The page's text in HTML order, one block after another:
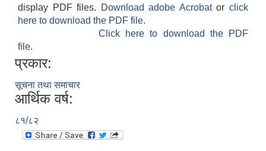
display PDF files.
Download adobe Acrobatorclick
here to download the PDF file.
Click here to download the PDF
file.
प्रकार:
सूचना तथा समाचार
आर्थिक वर्ष:
८१/८२